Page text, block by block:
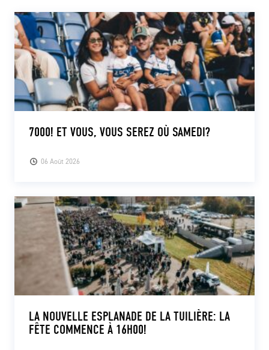
06 Août 2026
7000! ET VOUS, VOUS SEREZ OÙ SAMEDI?
LA NOUVELLE ESPLANADE DE LA TUILIÈRE: LA
FÊTE COMMENCE À 16H00!